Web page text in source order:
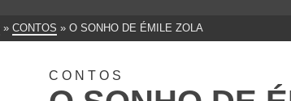
» CONTOS » O SONHO DE ÉMILE ZOLA
CONTOS